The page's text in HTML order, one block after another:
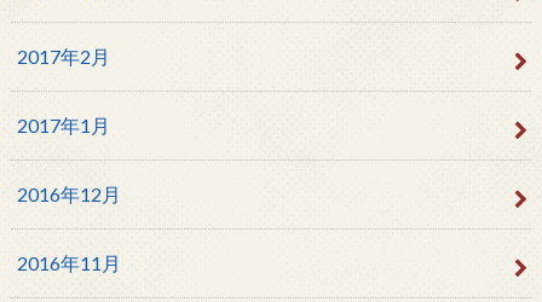
2017年2月
2017年1月
2016年12月
2016年11月